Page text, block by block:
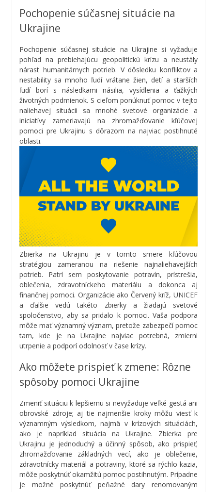
Pochopenie súčasnej situácie na
Ukrajine
Pochopenie súčasnej situácie na Ukrajine si vyžaduje
pohľad na prebiehajúcu geopolitickú krízu a neustály
nárast humanitárnych potrieb. V dôsledku konfliktov a
nestability sa mnoho ľudí vrátane žien, detí a starších
ľudí borí s následkami násilia, vysídlenia a ťažkých
životných podmienok. S cieľom ponúknuť pomoc v tejto
naliehavej situácii sa mnohé svetové organizácie a
iniciatívy zameriavajú na zhromažďovanie kľúčovej
pomoci pre Ukrajinu s dôrazom na najviac postihnuté
oblasti.
Zbierka na Ukrajinu je v tomto smere kľúčovou
stratégiou zameranou na riešenie najnaliehavejších
potrieb. Patrí sem poskytovanie potravín, prístrešia,
oblečenia, zdravotníckeho materiálu a dokonca aj
finančnej pomoci. Organizácie ako Červený kríž, UNICEF
a ďalšie vedú takéto zbierky a žiadajú svetové
spoločenstvo, aby sa pridalo k pomoci. Vaša podpora
môže mať významný význam, pretože zabezpečí pomoc
tam, kde je na Ukrajine najviac potrebná, zmierni
utrpenie a podporí odolnosť v čase krízy.
Ako môžete prispieť k zmene: Rôzne
spôsoby pomoci Ukrajine
Zmeniť situáciu k lepšiemu si nevyžaduje veľké gestá ani
obrovské zdroje; aj tie najmenšie kroky môžu viesť k
významným výsledkom, najmä v krízových situáciách,
ako je napríklad situácia na Ukrajine. Zbierka pre
Ukrajinu je jednoduchý a účinný spôsob, ako prispieť;
zhromažďovanie základných vecí, ako je oblečenie,
zdravotnícky materiál a potraviny, ktoré sa rýchlo kazia,
môže poskytnúť okamžitú pomoc postihnutým. Prípadne
je možné poskytnúť peňažné dary renomovaným